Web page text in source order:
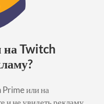
на Twitch
или на